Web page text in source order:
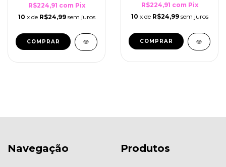
R$224,91 com Pix
10 x de R$24,99 sem juros
COMPRAR
R$224,91 com Pix
10 x de R$24,99 sem juros
COMPRAR
Navegação Produtos